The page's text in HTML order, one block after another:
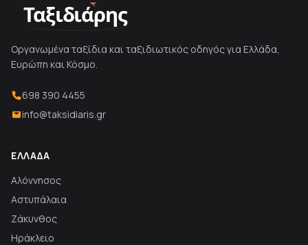
Ταξιδιάρης
Οργανωμένα ταξίδια και ταξιδιωτικός οδηγός για Ελλάδα,
Ευρώπη και Κόσμο.
698 390 4455
info@taksidiaris.gr
ΕΛΛΆΔΑ
Αλόννησος
Αστυπάλαια
Ζάκυνθος
Ηράκλειο